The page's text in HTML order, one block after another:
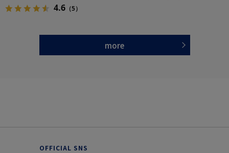
4.6 （5）
more
OFFICIAL SNS